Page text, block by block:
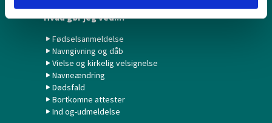
Hvad gør jeg ved...?
Fødselsanmeldelse
Navngivning og dåb
Vielse og kirkelig velsignelse
Navneændring
Dødsfald
Bortkomne attester
Ind og-udmeldelse